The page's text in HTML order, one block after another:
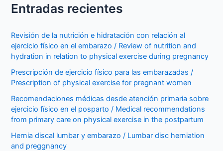
Entradas recientes
Revisión de la nutrición e hidratación con relación al
ejercicio físico en el embarazo / Review of nutrition and
hydration in relation to physical exercise during pregnancy
Prescripción de ejercicio físico para las embarazadas /
Prescription of physical exercise for pregnant women
Recomendaciones médicas desde atención primaria sobre
ejercicio físico en el posparto / Medical recommendations
from primary care on physical exercise in the postpartum
Hernia discal lumbar y embarazo / Lumbar disc herniation
and preggnancy